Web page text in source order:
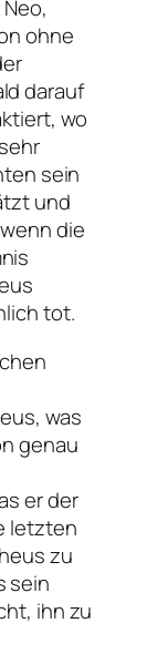
ohne
darauf
wo
sein
und
die
tot.
was
genau
er der
letzten
zu
sein
ihn zu